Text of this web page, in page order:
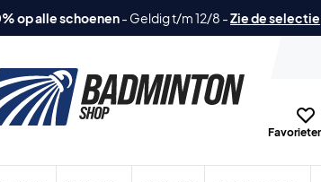
op alle schoenen- Geldig t/m 12/8 -Zie de selectie